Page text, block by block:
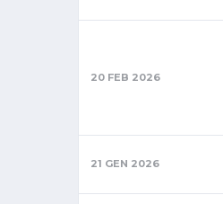
20 FEB 2026
21 GEN 2026